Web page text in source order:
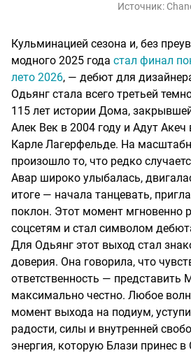
Источник:
Кульминацией сезона и, без
модного 2025 года стал финал
лето 2026, — дебют для
Одьянг стала всего третьей
115 лет истории Дома,
Алек Век в 2004 году и Адут Акеч
Карле Лагерфельде. На
произошло то, что редко
Авар широко улыбалась,
итоге — начала танцевать,
поклон. Этот момент мгновенно
соцсетям и стал символом
Для Одьянг этот выход стал
доверия. Она говорила, что
ответственность — представить
максимально честно. Любое
момент выхода на подиум,
радости, силы и внутренней
энергия, которую Блази принес